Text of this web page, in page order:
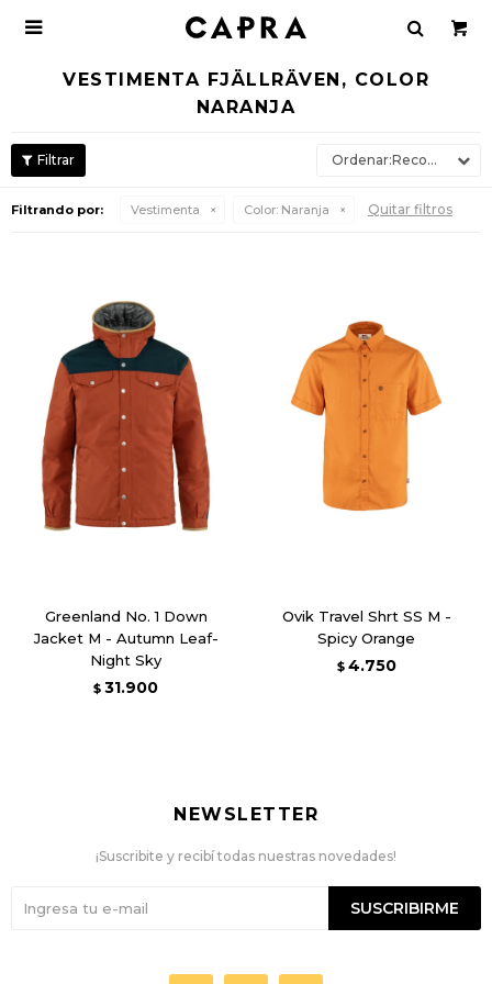

VESTIMENTA FJÄLLRÄVEN, COLOR
NARANJA
Recomendados
Filtrando por: Vestimenta Color: Naranja Quitar filtros
Greenland No. 1 Down
Jacket M - Autumn Leaf-
Night Sky
$ 31.900
Ovik Travel Shrt SS M -
Spicy Orange
$ 4.750
NEWSLETTER
¡Suscribite y recibí todas nuestras novedades!
SUSCRIBIRME